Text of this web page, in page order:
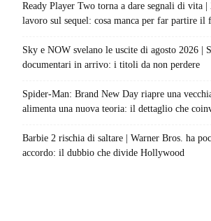
Ready Player Two torna a dare segnali di vita
lavoro sul sequel: cosa manca per far partire il
Sky e NOW svelano le uscite di agosto 2026 |
documentari in arrivo: i titoli da non perdere
Spider-Man: Brand New Day riapre una
alimenta una nuova teoria: il dettaglio che
Barbie 2 rischia di saltare | Warner Bros. ha
accordo: il dubbio che divide Hollywood